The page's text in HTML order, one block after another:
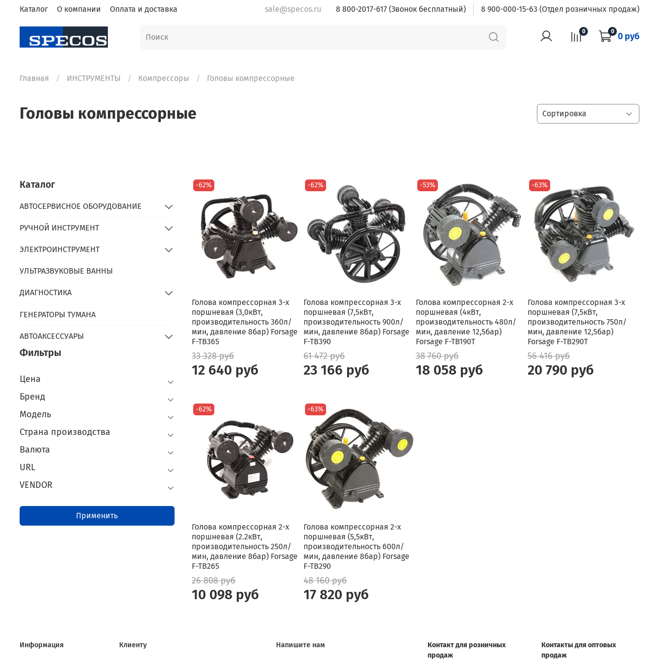
Каталог О компании Оплата и доставка sale@specos.ru 8 800-2017-617 (Звонок бесплатный) 8 900-000-15-63 (Отдел розничных продаж)
0 0 0 руб
Главная ИНСТРУМЕНТЫ Компрессоры Головы компрессорные
Головы компрессорные
-62%
Голова компрессорная 3-х
поршневая (3,0кВт,
производительность 360л/
мин, давление 8бар) Forsage
F-TB365
33 328 руб
12 640 руб
-62%
Голова компрессорная 3-х
поршневая (7,5кВт,
производительность 900л/
мин, давление 8бар) Forsage
F-TB390
61 472 руб
23 166 руб
-53%
Голова компрессорная 2-х
поршневая (4кВт,
производительность 480л/
мин, давление 12,5бар)
Forsage F-TB190T
38 760 руб
18 058 руб
-63%
Голова компрессорная 3-х
поршневая (7,5кВт,
производительность 750л/
мин, давление 12,5бар)
Forsage F-TB290T
56 416 руб
20 790 руб
-62%
Голова компрессорная 2-х
поршневая (2.2кВт,
производительность 250л/
мин, давление 8бар) Forsage
F-TB265
26 808 руб
10 098 руб
-63%
Голова компрессорная 2-х
поршневая (5,5кВт,
производительность 600л/
мин, давление 8бар) Forsage
F-TB290
48 160 руб
17 820 руб
Каталог
АВТОСЕРВИСНОЕ ОБОРУДОВАНИЕ
РУЧНОЙ ИНСТРУМЕНТ
ЭЛЕКТРОИНСТРУМЕНТ
УЛЬТРАЗВУКОВЫЕ ВАННЫ
ДИАГНОСТИКА
ГЕНЕРАТОРЫ ТУМАНА
АВТОАКСЕССУАРЫ
Фильтры
Цена
Бренд
Модель
Страна производства
Валюта
URL
VENDOR
Применить
Информация Клиенту Напишите нам
Контакт для розничных
продаж
Контакты для оптовых
продаж